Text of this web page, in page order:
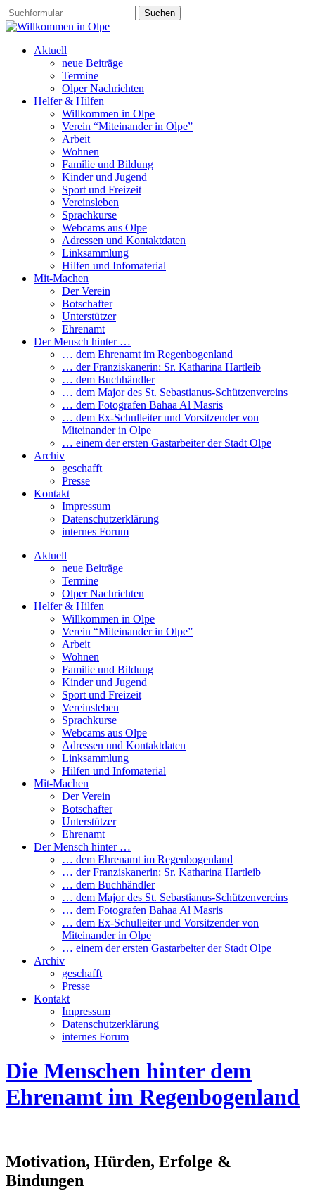
Aktuell
neue Beiträge
Termine
Olper Nachrichten
Helfer & Hilfen
Willkommen in Olpe
Verein “Miteinander in Olpe”
Arbeit
Wohnen
Familie und Bildung
Kinder und Jugend
Sport und Freizeit
Vereinsleben
Sprachkurse
Webcams aus Olpe
Adressen und Kontaktdaten
Linksammlung
Hilfen und Infomaterial
Mit-Machen
Der Verein
Botschafter
Unterstützer
Ehrenamt
Der Mensch hinter …
… dem Ehrenamt im Regenbogenland
… der Franziskanerin: Sr. Katharina Hartleib
… dem Buchhändler
… dem Major des St. Sebastianus-Schützenvereins
… dem Fotografen Bahaa Al Masris
… dem Ex-Schulleiter und Vorsitzender von
Miteinander in Olpe
… einem der ersten Gastarbeiter der Stadt Olpe
Archiv
geschafft
Presse
Kontakt
Impressum
Datenschutzerklärung
internes Forum
Aktuell
neue Beiträge
Termine
Olper Nachrichten
Helfer & Hilfen
Willkommen in Olpe
Verein “Miteinander in Olpe”
Arbeit
Wohnen
Familie und Bildung
Kinder und Jugend
Sport und Freizeit
Vereinsleben
Sprachkurse
Webcams aus Olpe
Adressen und Kontaktdaten
Linksammlung
Hilfen und Infomaterial
Mit-Machen
Der Verein
Botschafter
Unterstützer
Ehrenamt
Der Mensch hinter …
… dem Ehrenamt im Regenbogenland
… der Franziskanerin: Sr. Katharina Hartleib
… dem Buchhändler
… dem Major des St. Sebastianus-Schützenvereins
… dem Fotografen Bahaa Al Masris
… dem Ex-Schulleiter und Vorsitzender von
Miteinander in Olpe
… einem der ersten Gastarbeiter der Stadt Olpe
Archiv
geschafft
Presse
Kontakt
Impressum
Datenschutzerklärung
internes Forum
Die Menschen hinter dem
Ehrenamt im Regenbogenland
Motivation, Hürden, Erfolge &
Bindungen